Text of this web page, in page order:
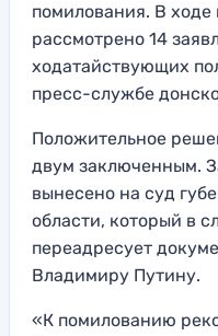
помилования. В
рассмотрено 14
ходатайствующих
пресс-службе
Положительное
двум заключенным.
вынесено на суд
области, который в
переадресует
Владимиру Путину.
«К помилованию